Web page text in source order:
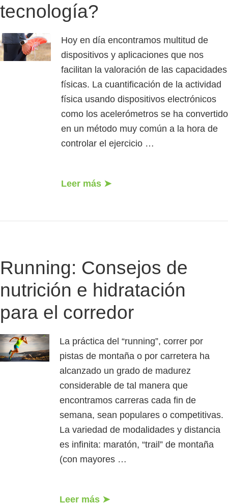
tecnología?
Hoy en día encontramos multitud de
dispositivos y aplicaciones que nos
facilitan la valoración de las capacidades
físicas. La cuantificación de la actividad
física usando dispositivos electrónicos
como los acelerómetros se ha convertido
en un método muy común a la hora de
controlar el ejercicio …
Leer más ➤
Running: Consejos de
nutrición e hidratación
para el corredor
La práctica del “running”, correr por
pistas de montaña o por carretera ha
alcanzado un grado de madurez
considerable de tal manera que
encontramos carreras cada fin de
semana, sean populares o competitivas.
La variedad de modalidades y distancia
es infinita: maratón, “trail” de montaña
(con mayores …
Leer más ➤